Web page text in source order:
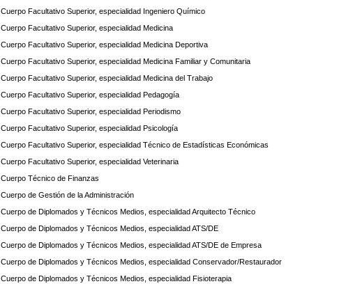
Cuerpo Facultativo Superior, especialidad Ingeniero Químico
Cuerpo Facultativo Superior, especialidad Medicina
Cuerpo Facultativo Superior, especialidad Medicina Deportiva
Cuerpo Facultativo Superior, especialidad Medicina Familiar y Comunitaria
Cuerpo Facultativo Superior, especialidad Medicina del Trabajo
Cuerpo Facultativo Superior, especialidad Pedagogía
Cuerpo Facultativo Superior, especialidad Periodismo
Cuerpo Facultativo Superior, especialidad Psicología
Cuerpo Facultativo Superior, especialidad Técnico de Estadísticas Económicas
Cuerpo Facultativo Superior, especialidad Veterinaria
Cuerpo Técnico de Finanzas
Cuerpo de Gestión de la Administración
Cuerpo de Diplomados y Técnicos Medios, especialidad Arquitecto Técnico
Cuerpo de Diplomados y Técnicos Medios, especialidad ATS/DE
Cuerpo de Diplomados y Técnicos Medios, especialidad ATS/DE de Empresa
Cuerpo de Diplomados y Técnicos Medios, especialidad Conservador/Restaurador
Cuerpo de Diplomados y Técnicos Medios, especialidad Fisioterapia